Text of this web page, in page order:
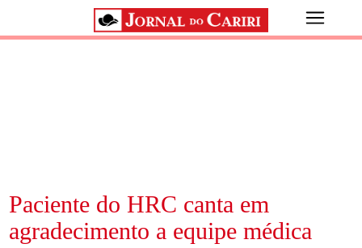
Paciente do HRC canta em
agradecimento a equipe médica